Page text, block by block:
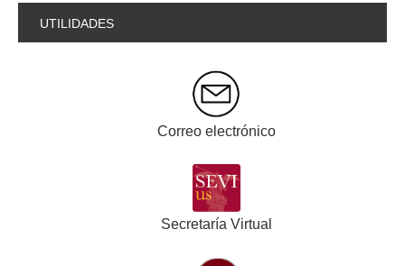
UTILIDADES
Correo electrónico
Secretaría Virtual